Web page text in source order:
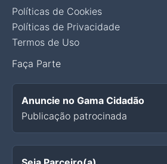
Políticas de Cookies
Políticas de Privacidade
Termos de Uso
Faça Parte
Anuncie no Gama Cidadão
Publicação patrocinada